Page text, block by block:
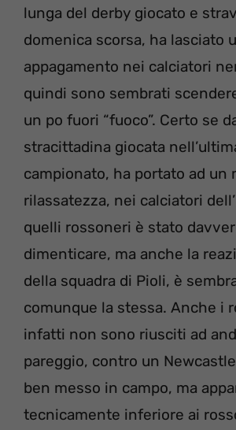
lunga del derby giocato e
domenica scorsa, ha lasciato
appagamento nei calciatori
quindi sono sembrati
un po fuori “fuoco”. Certo se
stracittadina giocata
campionato, ha portato ad un
rilassatezza, nei calciatori
quelli rossoneri è stato
dimenticare, ma anche la
della squadra di Pioli, è
comunque la stessa. Anche i
infatti non sono riusciti ad
pareggio, contro un
ben messo in campo, ma
tecnicamente inferiore ai